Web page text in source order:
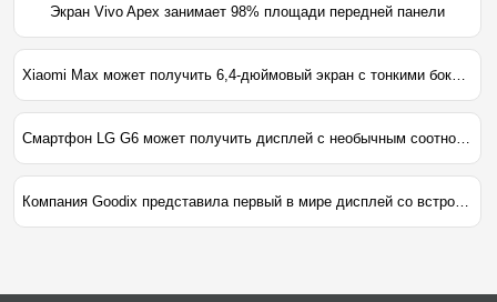
Экран Vivo Apex занимает 98% площади передней панели
Xiaomi Max может получить 6,4-дюймовый экран с тонкими боковыми рамками
Смартфон LG G6 может получить дисплей с необычным соотношением сторон
Компания Goodix представила первый в мире дисплей со встроенным сканером отпечатков